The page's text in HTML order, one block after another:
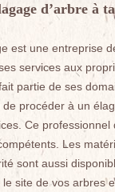
d’arbre à
est une entreprise
services aux
partie de ses
de procéder à un
Ce professionnel
Les
sont aussi
site de vos arbres